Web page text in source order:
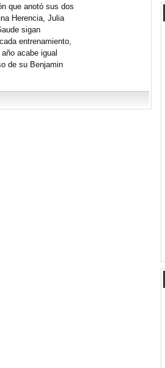
que anotó sus dos
Herencia, Julia
sigan
entrenamiento,
acabe igual
de su Benjamin